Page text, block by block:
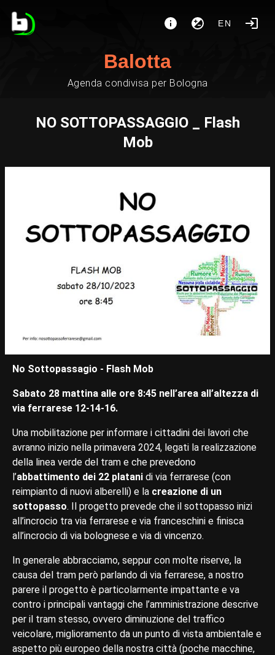
EN
Balotta
Agenda condivisa per Bologna
NO SOTTOPASSAGGIO _ Flash
Mob
No Sottopassagio - Flash Mob
Sabato 28 mattina alle ore 8:45 nell’area all’altezza di
via ferrarese 12-14-16.
Una mobilitazione per informare i cittadini dei lavori che
avranno inizio nella primavera 2024, legati la realizzazione
della linea verde del tram e che prevedono
l’abbattimento dei 22 platani di via ferrarese (con
reimpianto di nuovi alberelli) e la creazione di un
sottopasso. Il progetto prevede che il sottopasso inizi
all’incrocio tra via ferrarese e via franceschini e finisca
all’incrocio di via bolognese e via di vincenzo.
In generale abbracciamo, seppur con molte riserve, la
causa del tram però parlando di via ferrarese, a nostro
parere il progetto è particolarmente impattante e va
contro i principali vantaggi che l’amministrazione descrive
per il tram stesso, ovvero diminuzione del traffico
veicolare, miglioramento da un punto di vista ambientale e
aspetto più europeo della nostra città (poche macchine,